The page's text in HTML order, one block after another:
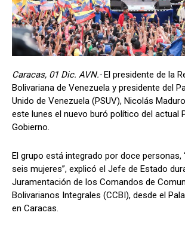
Caracas, 01 Dic. AVN.- El presidente de la
Bolivariana de Venezuela y presidente del
Unido de Venezuela (PSUV), Nicolás
este lunes el nuevo buró político del actual
Gobierno.
El grupo está integrado por doce personas,
seis mujeres”, explicó el Jefe de Estado
Juramentación de los Comandos de
Bolivarianos Integrales (CCBI), desde el
en Caracas.